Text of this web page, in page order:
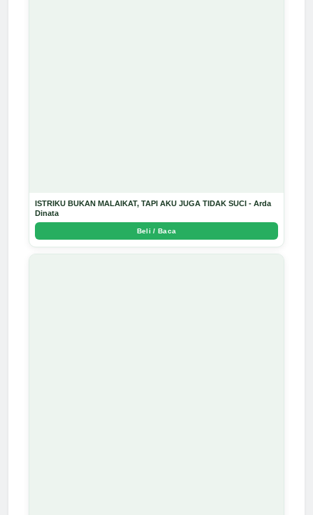
ISTRIKU BUKAN MALAIKAT, TAPI AKU JUGA TIDAK SUCI - Arda
Dinata
Beli / Baca